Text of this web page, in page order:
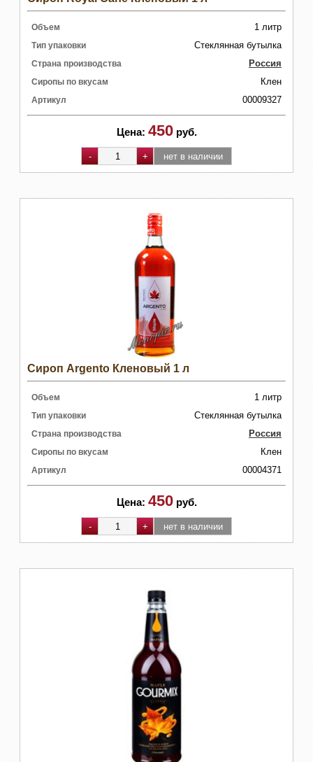
Объем 1 литр
Тип упаковки Стеклянная бутылка
Страна производства Россия
Сиропы по вкусам Клен
Артикул 00009327
Цена: 450 руб.
Сироп Argento Кленовый 1 л
Объем 1 литр
Тип упаковки Стеклянная бутылка
Страна производства Россия
Сиропы по вкусам Клен
Артикул 00004371
Цена: 450 руб.